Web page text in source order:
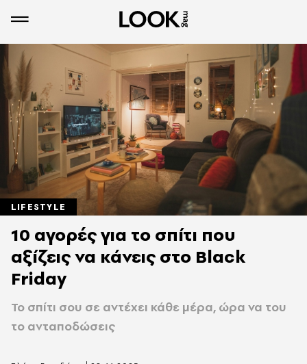
LIFESTYLE
10 αγορές για το σπίτι που
αξίζεις να κάνεις στο Black
Friday
Το σπίτι σου σε αντέχει κάθε μέρα, ώρα να του
το ανταποδώσεις